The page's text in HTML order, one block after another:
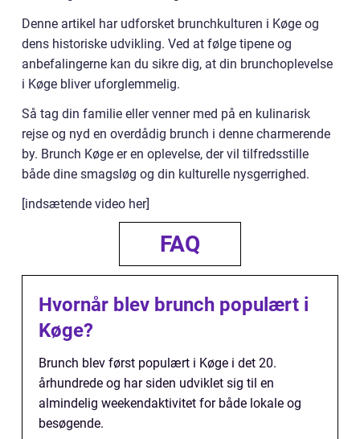
Denne artikel har udforsket brunchkulturen i Køge og
dens historiske udvikling. Ved at følge tipene og
anbefalingerne kan du sikre dig, at din brunchoplevelse
i Køge bliver uforglemmelig.
Så tag din familie eller venner med på en kulinarisk
rejse og nyd en overdådig brunch i denne charmerende
by. Brunch Køge er en oplevelse, der vil tilfredsstille
både dine smagsløg og din kulturelle nysgerrighed.
[indsætende video her]
FAQ
Hvornår blev brunch populært i
Køge?
Brunch blev først populært i Køge i det 20.
århundrede og har siden udviklet sig til en
almindelig weekendaktivitet for både lokale og
besøgende.